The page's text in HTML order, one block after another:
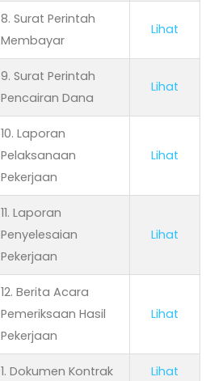
8. Surat Perintah
Membayar
Lihat
9. Surat Perintah
Pencairan Dana
Lihat
10. Laporan
Pelaksanaan
Pekerjaan
Lihat
11. Laporan
Penyelesaian
Pekerjaan
Lihat
12. Berita Acara
Pemeriksaan Hasil
Pekerjaan
Lihat
1. Dokumen Kontrak Lihat